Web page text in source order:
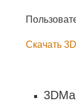
Скачать